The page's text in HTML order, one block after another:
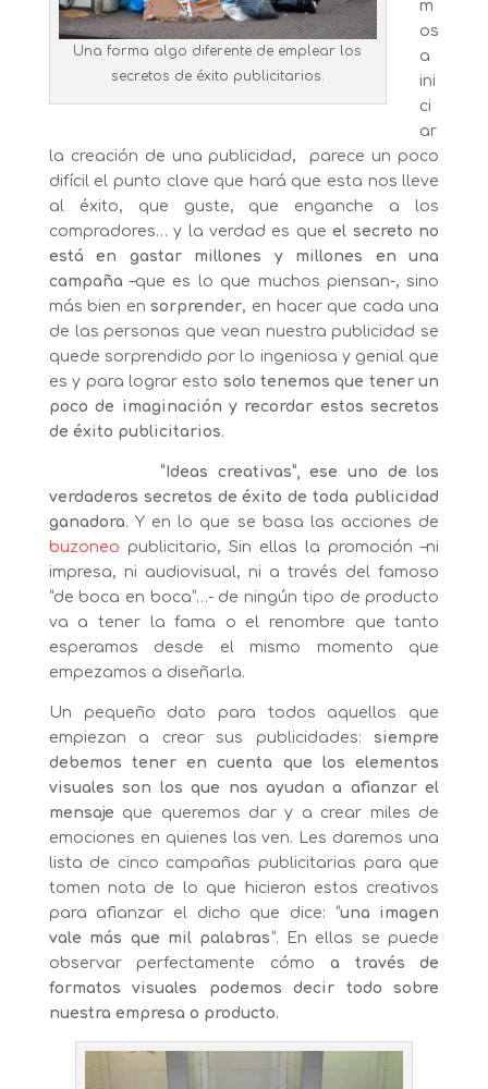
Una forma algo diferente de emplear los
secretos de éxito publicitarios.
m
os
a
ini
ci
ar
la creación de una publicidad, parece un poco
difícil el punto clave que hará que esta nos lleve
al éxito, que guste, que enganche a los
compradores… y la verdad es queel secreto no
está en gastar millones y millones en una
campaña –que es lo que muchos piensan-, sino
más bien ensorprender, en hacer que cada una
de las personas que vean nuestra publicidad se
quede sorprendido por lo ingeniosa y genial que
es y para lograr esto solo tenemos que tener un
poco de imaginación y recordar estos secretos
de éxito publicitarios.
“Ideas creativas”, ese uno de los
verdaderos secretos de éxito de toda publicidad
ganadora. Y en lo que se basa las acciones de
buzoneo publicitario, Sin ellas la promoción –ni
impresa, ni audiovisual, ni a través del famoso
“de boca en boca”…- de ningún tipo de producto
va a tener la fama o el renombre que tanto
esperamos desde el mismo momento que
empezamos a diseñarla.
Un pequeño dato para todos aquellos que
empiezan a crear sus publicidades:siempre
debemos tener en cuenta que los elementos
visuales son los que nos ayudan a afianzar el
mensaje que queremos dar y a crear miles de
emociones en quienes las ven. Les daremos una
lista de cinco campañas publicitarias para que
tomen nota de lo que hicieron estos creativos
para afianzar el dicho que dice: “una imagen
vale más que mil palabras ”. En ellas se puede
observar perfectamente cómo a través de
formatos visuales podemos decir todo sobre
nuestra empresa o producto.